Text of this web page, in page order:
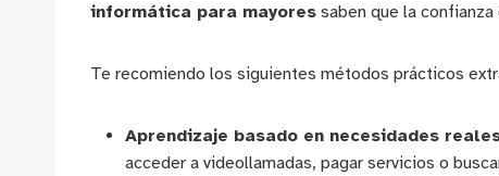
informática para mayores saben que la
Te recomiendo los siguientes métodos prácticos
Aprendizaje basado en necesidades
acceder a videollamadas, pagar servicios o